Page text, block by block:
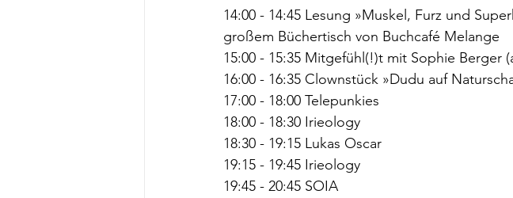
14:00 - 14:45 Lesung »Muskel, Furz und
großem Büchertisch von Buchcafé Melange
15:00 - 15:35 Mitgefühl(!)t mit Sophie Berger
16:00 - 16:35 Clownstück »Dudu auf
17:00 - 18:00 Telepunkies
18:00 - 18:30 Irieology
18:30 - 19:15 Lukas Oscar
19:15 - 19:45 Irieology
19:45 - 20:45 SOIA